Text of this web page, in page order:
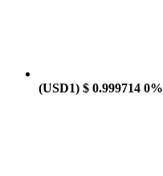
(USD1) $ 0.999714 0%